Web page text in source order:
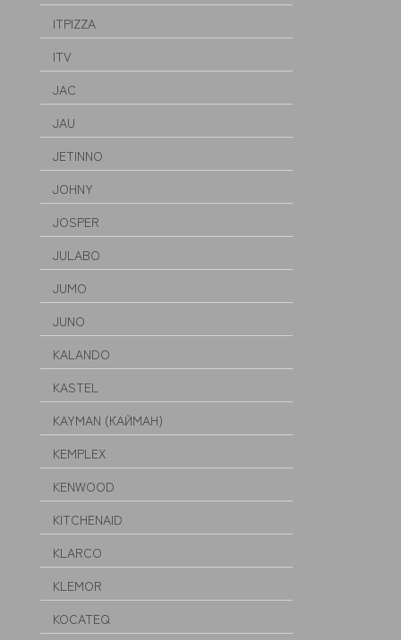
ITPIZZA
ITV
JAC
JAU
JETINNO
JOHNY
JOSPER
JULABO
JUMO
JUNO
KALANDO
KASTEL
KAYMAN (КАЙМАН)
KEMPLEX
KENWOOD
KITCHENAID
KLARCO
KLEMOR
KOCATEQ